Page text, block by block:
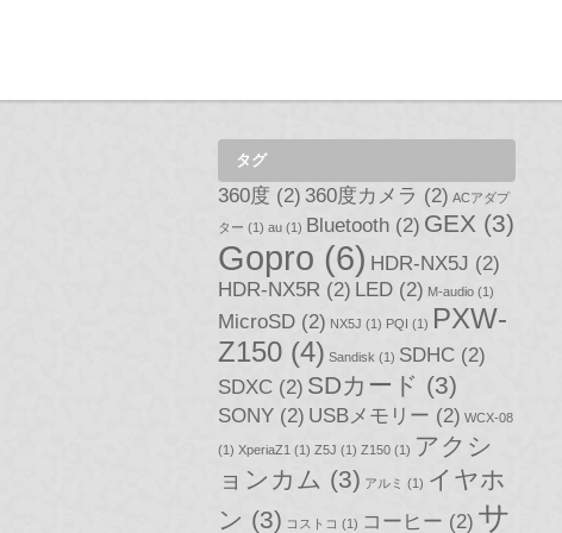
タグ
360度 (2) 360度カメラ (2) ACアダプ
ター (1) au (1) Bluetooth (2) GEX (3)
Gopro (6) HDR-NX5J (2)
HDR-NX5R (2) LED (2) M-audio (1)
MicroSD (2) NX5J (1) PQI (1) PXW-
Z150 (4) Sandisk (1) SDHC (2)
SDXC (2) SDカード (3)
SONY (2) USBメモリー (2) WCX-08
(1) XperiaZ1 (1) Z5J (1) Z150 (1) アクシ
ョンカム (3) アルミ (1) イヤホ
ン (3) コストコ (1) コーヒー (2) サ